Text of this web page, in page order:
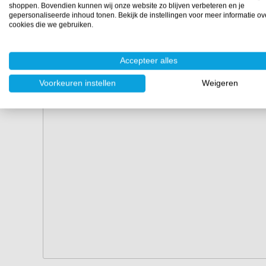
shoppen. Bovendien kunnen wij onze website zo blijven verbeteren en je
gepersonaliseerde inhoud tonen. Bekijk de instellingen voor meer informatie
cookies die we gebruiken.
Accepteer alles
Voorkeuren instellen Weigeren